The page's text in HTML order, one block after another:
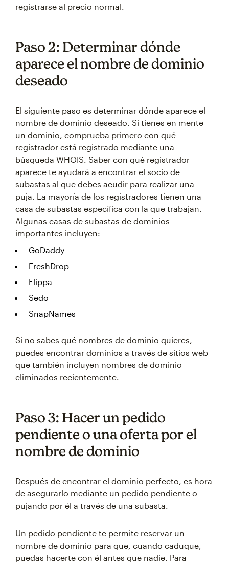
registrarse al precio normal.
Paso 2: Determinar dónde
aparece el nombre de dominio
deseado
El siguiente paso es determinar dónde aparece el
nombre de dominio deseado. Si tienes en mente
un dominio, comprueba primero con qué
registrador está registrado mediante una
búsqueda WHOIS. Saber con qué registrador
aparece te ayudará a encontrar el socio de
subastas al que debes acudir para realizar una
puja. La mayoría de los registradores tienen una
casa de subastas específica con la que trabajan.
Algunas casas de subastas de dominios
importantes incluyen:
GoDaddy
FreshDrop
Flippa
Sedo
SnapNames
Si no sabes qué nombres de dominio quieres,
puedes encontrar dominios a través de sitios web
que también incluyen nombres de dominio
eliminados recientemente.
Paso 3: Hacer un pedido
pendiente o una oferta por el
nombre de dominio
Después de encontrar el dominio perfecto, es hora
de asegurarlo mediante un pedido pendiente o
pujando por él a través de una subasta.
Un pedido pendiente te permite reservar un
nombre de dominio para que, cuando caduque,
puedas hacerte con él antes que nadie. Para